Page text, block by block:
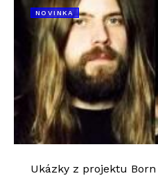
NOVINKA
Ukázky z projektu